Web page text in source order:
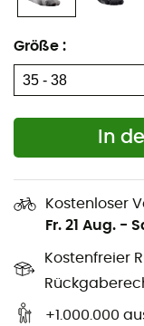
Größe :
In
Kostenloser
Fr. 21 Aug. -
Kostenfreier
+1.000.000